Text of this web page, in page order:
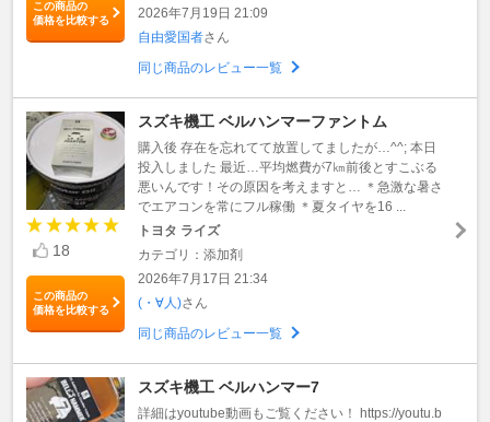
この商品の
価格を比較する
2026年7月19日 21:09
自由愛国者さん
同じ商品のレビュー一覧
18
この商品の
価格を比較する
スズキ機工 ベルハンマーファントム
購入後 存在を忘れてて放置してましたが…^^; 本日
投入しました 最近…平均燃費が7㎞前後とすこぶる
悪いんです！その原因を考えますと… ＊急激な暑さ
でエアコンを常にフル稼働 ＊夏タイヤを16 ...
トヨタ ライズ
カテゴリ：添加剤
2026年7月17日 21:34
(・∀人)さん
同じ商品のレビュー一覧
スズキ機工 ベルハンマー7
詳細はyoutube動画もご覧ください！ https://youtu.b